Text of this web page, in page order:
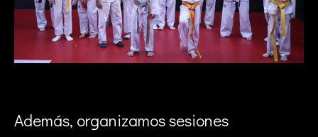
Además, organizamos sesiones